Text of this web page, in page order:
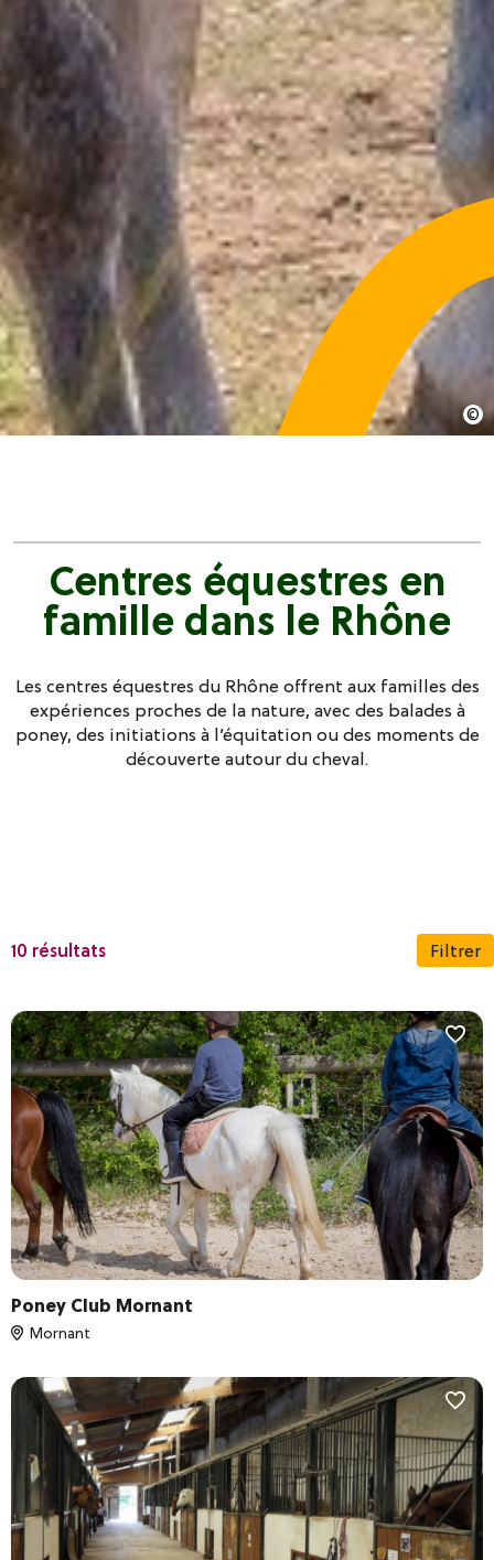
Centres équestres en
famille dans le Rhône
Les centres équestres du Rhône offrent aux familles des
expériences proches de la nature, avec des balades à
poney, des initiations à l’équitation ou des moments de
découverte autour du cheval.
Le Beaujolais de vignes en villages
Les Monts du Lyonnais
De Vienne à Condrieu
Communes
Dates
VALIDER Réinitialiser les filtres
10 résultats Filtrer
Poney Club Mornant
Mornant